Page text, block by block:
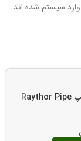
سیستم شده اند
فندک گازی پیپ Raythor Pipe